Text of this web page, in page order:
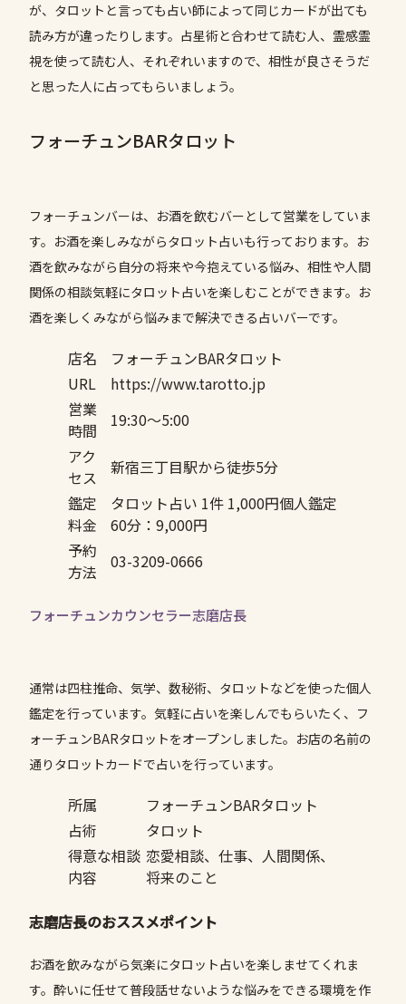
が、タロットと言っても占い師によって同じカードが出ても
読み方が違ったりします。占星術と合わせて読む人、霊感霊
視を使って読む人、それぞれいますので、相性が良さそうだ
と思った人に占ってもらいましょう。
フォーチュンBARタロット
フォーチュンバーは、お酒を飲むバーとして営業をしていま
す。お酒を楽しみながらタロット占いも行っております。お
酒を飲みながら自分の将来や今抱えている悩み、相性や人間
関係の相談気軽にタロット占いを楽しむことができます。お
酒を楽しくみながら悩みまで解決できる占いバーです。
店名
フォーチュンBARタロット
URL
https://www.tarotto.jp
営業
時間
19:30〜5:00
アク
セス
新宿三丁目駅から徒歩5分
鑑定
料金
タロット占い 1件 1,000円個人鑑定
60分：9,000円
予約
方法
03-3209-0666
フォーチュンカウンセラー志磨店長
通常は四柱推命、気学、数秘術、タロットなどを使った個人
鑑定を行っています。気軽に占いを楽しんでもらいたく、フ
ォーチュンBARタロットをオープンしました。お店の名前の
通りタロットカードで占いを行っています。
所属
フォーチュンBARタロット
占術
タロット
得意な相談
内容
恋愛相談、仕事、人間関係、
将来のこと
志磨店長のおススメポイント
お酒を飲みながら気楽にタロット占いを楽しませてくれま
す。酔いに任せて普段話せないような悩みをできる環境を作